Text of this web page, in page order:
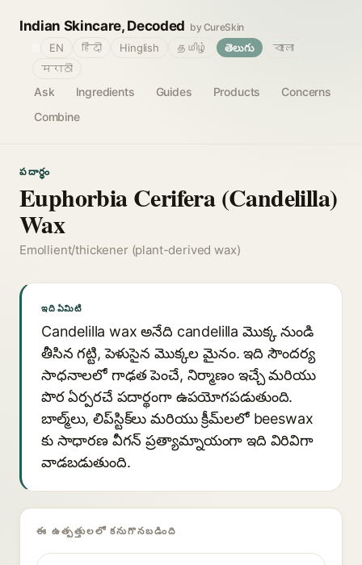
Indian Skincare, Decoded by CureSkin
Ask Ingredients Guides Products
Concerns
Combine
EN हिंदी Hinglish தமிழ் తెలుగు
বাংলা
मराठी
పదార్థం
Euphorbia Cerifera (Candelilla)
Wax
Emollient/thickener (plant-derived wax)
ఇది ఏమిటి
Candelilla wax అనేది candelilla మొక్క నుండి
తీసిన గట్టి, పెళుసైన మొక్కల మైనం. ఇది సౌందర్య
సాధనాలలో గాఢత పెంచే, నిర్మాణం ఇచ్చే మరియు
పొర ఏర్పరచే పదార్థంగా ఉపయోగపడుతుంది.
బాల్మ్‌లు, లిప్‌స్టిక్‌లు మరియు క్రీమ్‌లలో beeswax
కు సాధారణ వీగన్ ప్రత్యామ్నాయంగా ఇది విరివిగా
వాడబడుతుంది.
ఈ ఉత్పత్తులలో కనుగొనబడింది